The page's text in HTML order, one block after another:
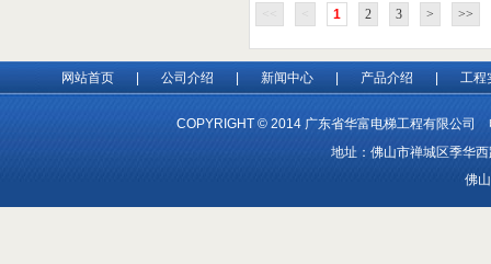
1 2 3 > >>
网站首页 公司介绍 新闻中心 产品介绍 工程
COPYRIGHT © 2014 广东省华富电梯工程有限公
地址：佛山市禅城区季华
佛